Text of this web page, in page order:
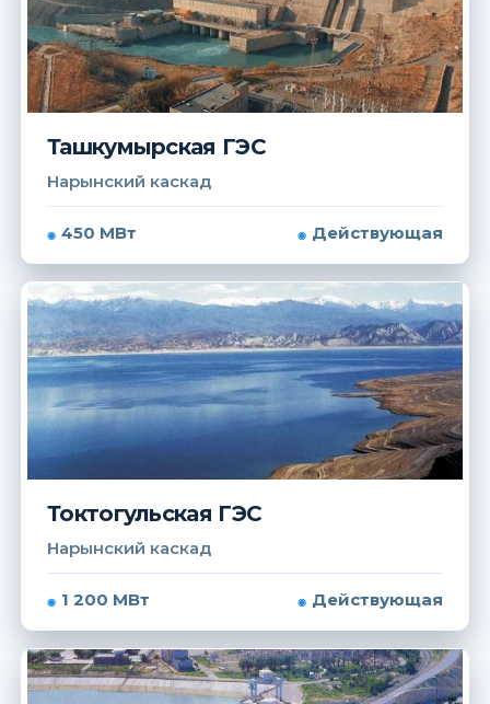
Ташкумырская ГЭС
Нарынский каскад
450 МВт Действующая
Токтогульская ГЭС
Нарынский каскад
1 200 МВт Действующая